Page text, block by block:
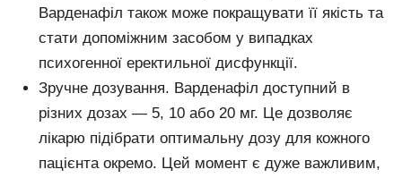
Варденафіл також може покращувати її якість та
стати допоміжним засобом у випадках
психогенної еректильної дисфункції.
Зручне дозування. Варденафіл доступний в
різних дозах — 5, 10 або 20 мг. Це дозволяє
лікарю підібрати оптимальну дозу для кожного
пацієнта окремо. Цей момент є дуже важливим,